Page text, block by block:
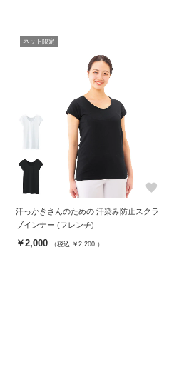
ネット限定
favorite
汗っかきさんのための 汗染み防止スクラ
ブインナー (フレンチ)
￥2,000 （税込 ￥2,200 ）